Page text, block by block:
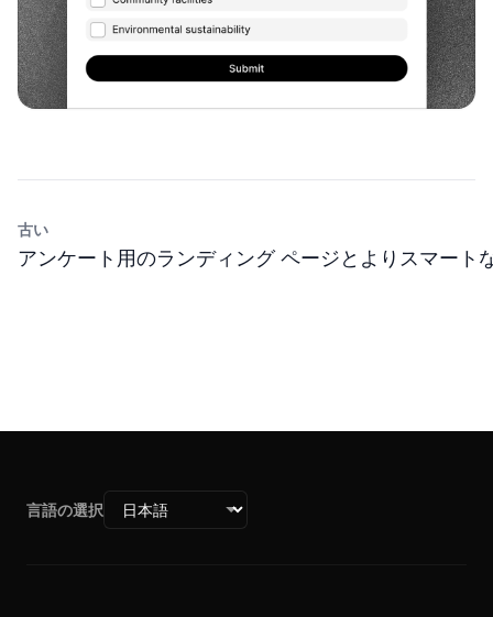
古い
アンケート用のランディング ページとよりスマート
言語の選択